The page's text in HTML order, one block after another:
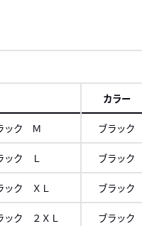
カラー
ック Ｍ ブラック
ック Ｌ ブラック
ック ＸＬ ブラック
ック ２ＸＬ ブラック